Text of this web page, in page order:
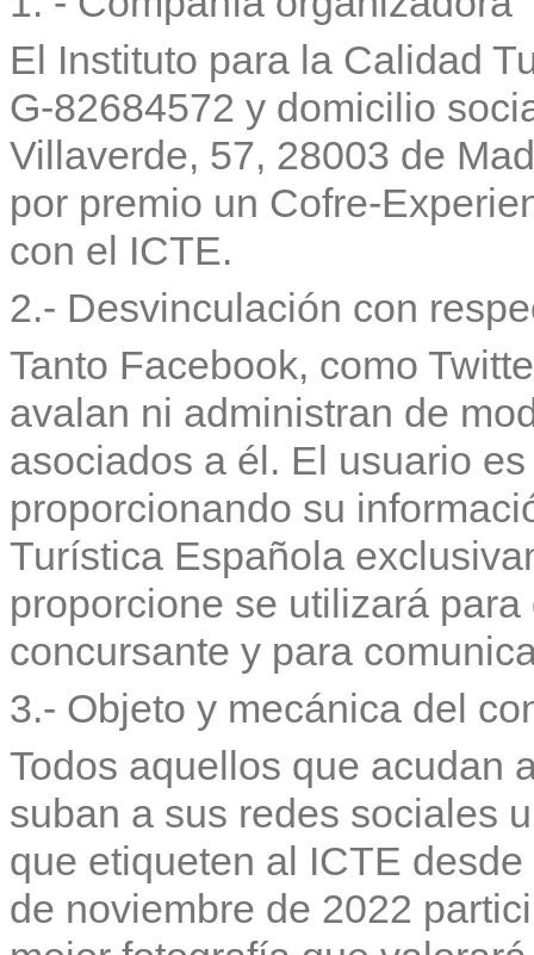
El Instituto para la Calidad
G-82684572 y domicilio
Villaverde, 57, 28003 de
por premio un Cofre-
con el ICTE.
2.- Desvinculación con
Tanto Facebook, como
avalan ni administran de
asociados a él. El usuario
proporcionando su
Turística Española
proporcione se utilizará
concursante y para
3.- Objeto y mecánica del
Todos aquellos que acudan
suban a sus redes sociales
que etiqueten al ICTE
de noviembre de 2022